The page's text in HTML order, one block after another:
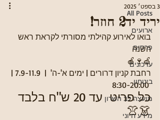
All Posts
ארועים
פרסום
עדכונים
ביטחון
מועצה לב השרון
מידע חיוני
יריד יד2 חוזר!
3 בספט׳ 2025
בואו לאירוע קהילתי מסורתי לקראת ראש
השנה
🍎🍷🍏
רחבת קניון דרורים | ימים א'-ה'  |  7.9-11.9 |
8:30-20:00
כל פריט  עד 20 ש"ח בלבד
👗👚